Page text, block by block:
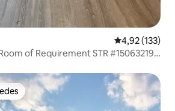
4,92 de uma
4,92 (133)
of Requirement STR #15063219-